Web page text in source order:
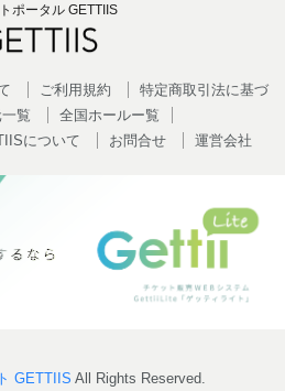
ポータル GETTIIS
ご利用規約
特定商取引法に基づ
覧
全国ホールー覧
について お問合せ 運営会社
GETTIIS All Rights Reserved.